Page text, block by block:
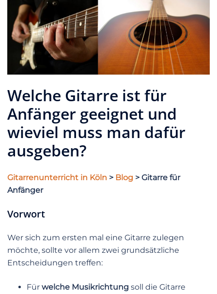
Welche Gitarre ist für
Anfänger geeignet und
wieviel muss man dafür
ausgeben?
Gitarrenunterricht in Köln > Blog > Gitarre für
Anfänger
Vorwort
Wer sich zum ersten mal eine Gitarre zulegen
möchte, sollte vor allem zwei grundsätzliche
Entscheidungen treffen:
Für welche Musikrichtung soll die Gitarre